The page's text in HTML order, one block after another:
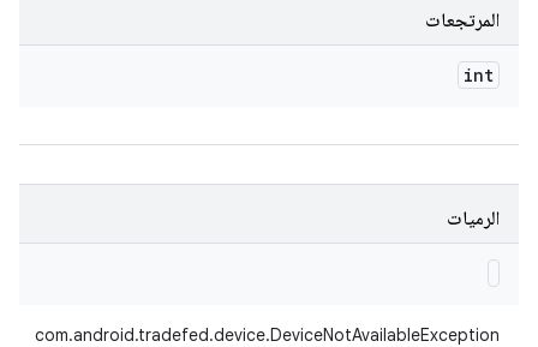
المرتجعات
int
الرميات
com.android.tradefed.device.DeviceNotAvailableException